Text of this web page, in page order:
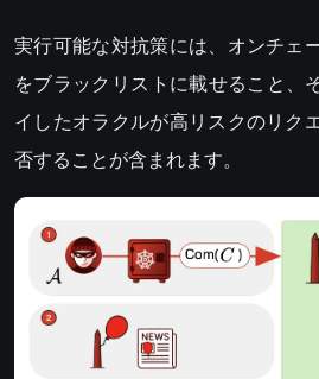
実行可能な対抗策には、オンチェ
をブラックリストに載せること、
イしたオラクルが高リスクのリク
否することが含まれます。